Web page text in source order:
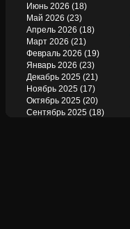
Июнь 2026 (18)
Май 2026 (23)
Апрель 2026 (18)
Март 2026 (21)
Февраль 2026 (19)
Январь 2026 (23)
Декабрь 2025 (21)
Ноябрь 2025 (17)
Октябрь 2025 (20)
Сентябрь 2025 (18)